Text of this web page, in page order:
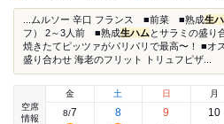
...ムルソー 辛口 フランス ■前菜 ■熟成生
フ） 2～3人前 ■熟成生ハム とサラミの盛り
焼きたてピッツァがパリパリで最高〜！ ■オ
盛り合わせ 海老のフリット トリュフピザ...
空席
情報
金
8/7
土
8
日
9
月
10